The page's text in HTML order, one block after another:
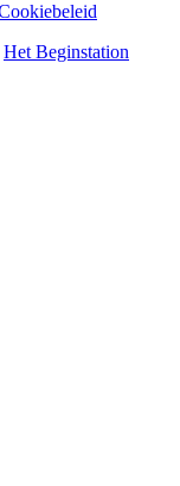
Het Beginstation